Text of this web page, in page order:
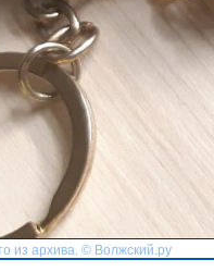
из архива. © Волжский.ру